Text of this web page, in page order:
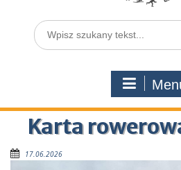
Karta
17.06.2026